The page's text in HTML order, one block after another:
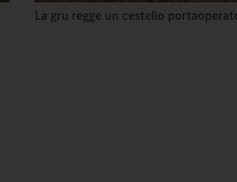
La gru regge un cestello